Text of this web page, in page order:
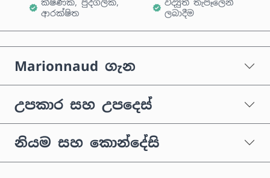
ක්ෂණික, පුද්ගලික,
ආරක්ෂිත
විද්‍යුත් තැපෑලෙන්
ලබාදීම
Marionnaud ගැන
උපකාර සහ උපදෙස්
නියම සහ කොන්දේසි